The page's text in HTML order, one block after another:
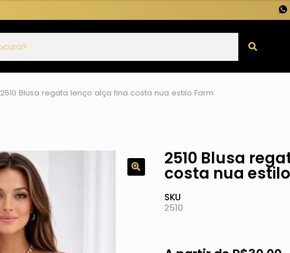
2510 Blusa regata lenço alça fina costa nua estilo Farm
2510 Blusa
costa nua
SKU
2510